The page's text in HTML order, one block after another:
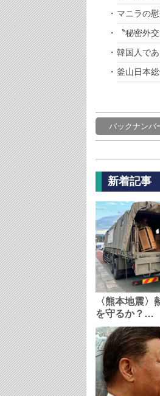
マニラの
〝秘密外
韓国人で
釜山日本
バックナンバ
新着記事
〈熊本地震〉
を守るか？…